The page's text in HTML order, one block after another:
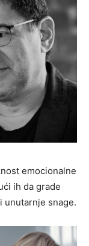
emocionalne
ih da grade
unutarnje snage.